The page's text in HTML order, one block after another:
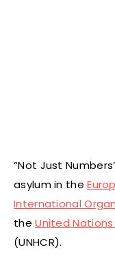
“Not Just
asylum in the
International
theUnited
(UNHCR).